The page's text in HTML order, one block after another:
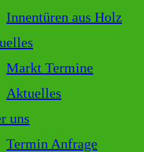
Innentüren aus Holz
Markt Termine
Aktuelles
uns
Termin Anfrage
,Alle Zirbenprodukte